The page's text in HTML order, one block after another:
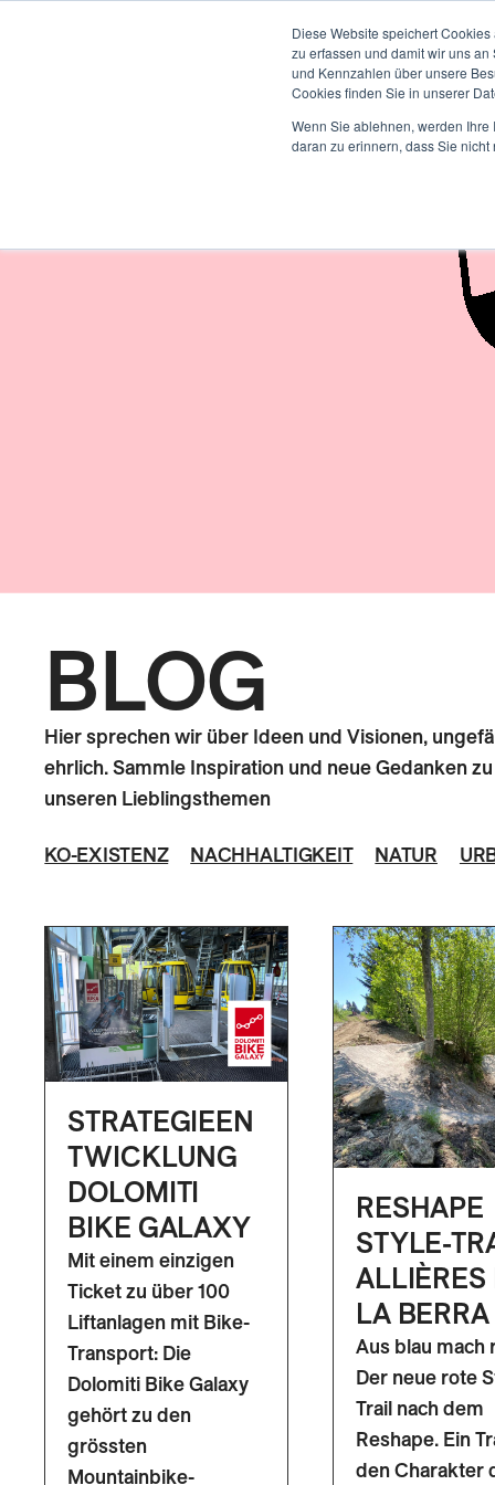
Diese Website speichert
zu erfassen und damit wir uns
und Kennzahlen über unsere
Cookies finden Sie in unserer
Wenn Sie ablehnen, werden
daran zu erinnern, dass Sie
ENTWICKLUNG
BLOG
Hier sprechen wir über Ideen und Visionen,
ehrlich. Sammle Inspiration und neue Gedanken
unseren Lieblingsthemen
KO-EXISTENZ NACHHALTIGKEIT NATUR
STRATEGIEEN
TWICKLUNG
DOLOMITI
BIKE GALAXY
Mit einem einzigen
Ticket zu über 100
Liftanlagen mit Bike-
Transport: Die
Dolomiti Bike Galaxy
gehört zu den
grössten
Mountainbike-
RESHAPE
STYLE-
ALLIÈRES
LA BERRA
Aus blau mach
Der neue rote
Trail nach dem
Reshape. Ein
den Charakter